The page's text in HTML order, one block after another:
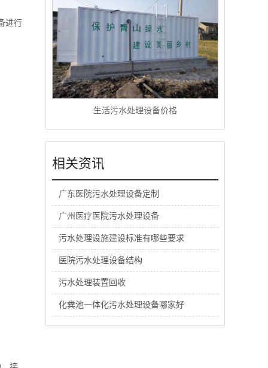
进行
生活污水处理设备价格
相关资讯
广东医院污水处理设备定制
广州医疗医院污水处理设备
污水处理设施建设标准有哪些要求
医院污水处理设备结构
污水处理装置回收
化粪池一体化污水处理设备哪家好